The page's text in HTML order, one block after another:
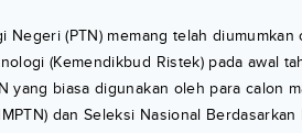
(PTN) memang telah diumumkan
(Kemendikbud Ristek) pada awal
biasa digunakan oleh para calon
dan Seleksi Nasional Berdasarkan